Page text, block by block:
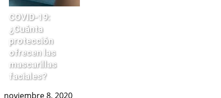
COVID-19:
¿Cuánta
protección
ofrecen las
mascarillas
faciales?
noviembre 8, 2020